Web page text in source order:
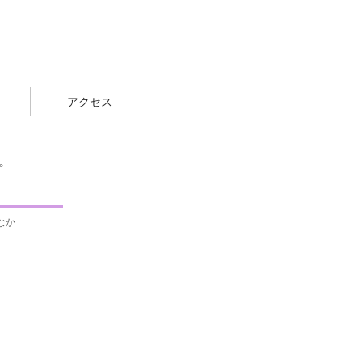
アクセス
か